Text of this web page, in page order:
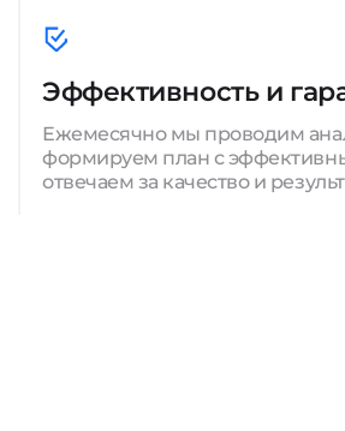
Эффективность и
Ежемесячно мы проводим
формируем план с
отвечаем за качество и